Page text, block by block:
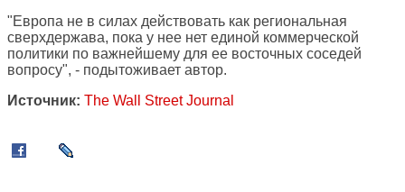
"Европа не в силах действовать как региональная
сверхдержава, пока у нее нет единой коммерческой
политики по важнейшему для ее восточных соседей
вопросу", - подытоживает автор.
Источник: The Wall Street Journal